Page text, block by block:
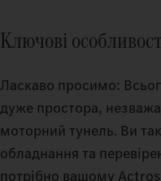
Ключові
Ласкаво просимо:
дуже простора,
моторний тунель. Ви
обладнання та
потрібно вашому